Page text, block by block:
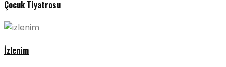
Çocuk Tiyatrosu
İzlenim